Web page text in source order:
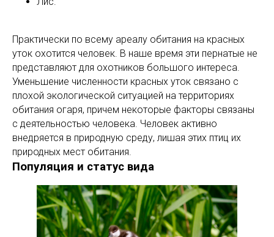
Практически по всему ареалу обитания на красных
уток охотится человек. В наше время эти пернатые не
представляют для охотников большого интереса.
Уменьшение численности красных уток связано с
плохой экологической ситуацией на территориях
обитания огаря, причем некоторые факторы связаны
с деятельностью человека. Человек активно
внедряется в природную среду, лишая этих птиц их
природных мест обитания.
Популяция и статус вида